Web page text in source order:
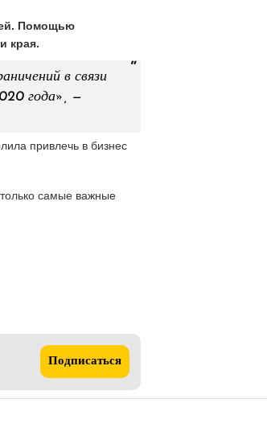
Помощью
края.
в связи
года», —
привлечь в бизнес
самые важные
Подписаться